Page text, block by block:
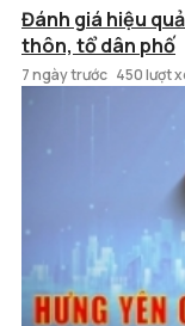
Đánh giá hiệu
thôn, tổ dân phố
7 ngày trước 450 lượt